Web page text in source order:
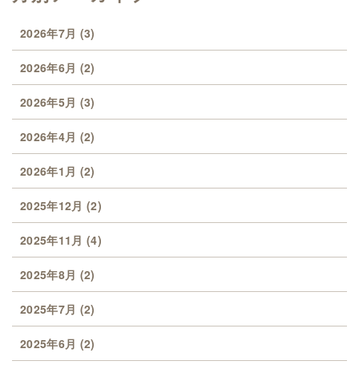
2026年7月 (3)
2026年6月 (2)
2026年5月 (3)
2026年4月 (2)
2026年1月 (2)
2025年12月 (2)
2025年11月 (4)
2025年8月 (2)
2025年7月 (2)
2025年6月 (2)